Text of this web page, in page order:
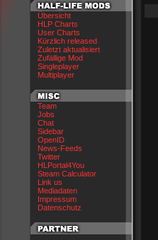
Übersicht
HLP Charts
User Charts
Kürzlich released
Zuletzt aktualisiert
Zufällige Mod
Singleplayer
Multiplayer
Team
Jobs
Chat
Sidebar
OpenID
News-Feeds
Twitter
HLPortal4You
Steam Calculator
Link us
Mediadaten
Impressum
Datenschutz